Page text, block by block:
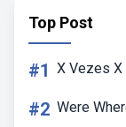
Top Post
#1 X Vezes X
#2 Were